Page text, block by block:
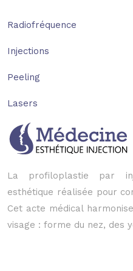
Radiofréquence
Injections
Peeling
Lasers
La profiloplastie par
esthétique réalisée pour
Cet acte médical
visage : forme du nez, des